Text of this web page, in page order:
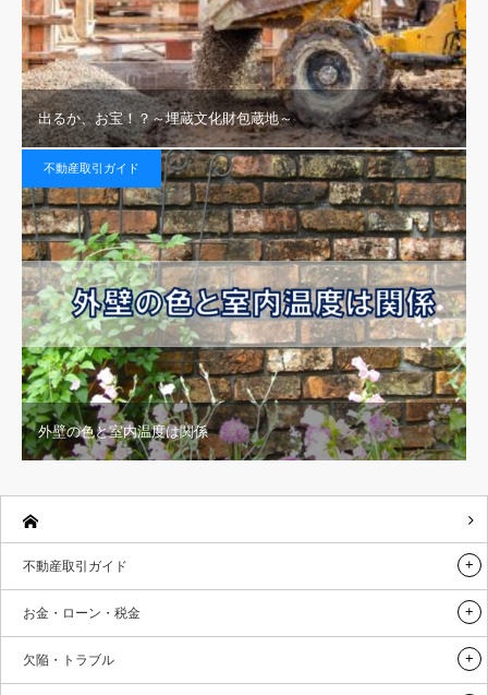
出るか、お宝！？～埋蔵文化財包蔵地～
不動産取引ガイド
外壁の色と室内温度は関係
不動産取引ガイド
お金・ローン・税金
欠陥・トラブル